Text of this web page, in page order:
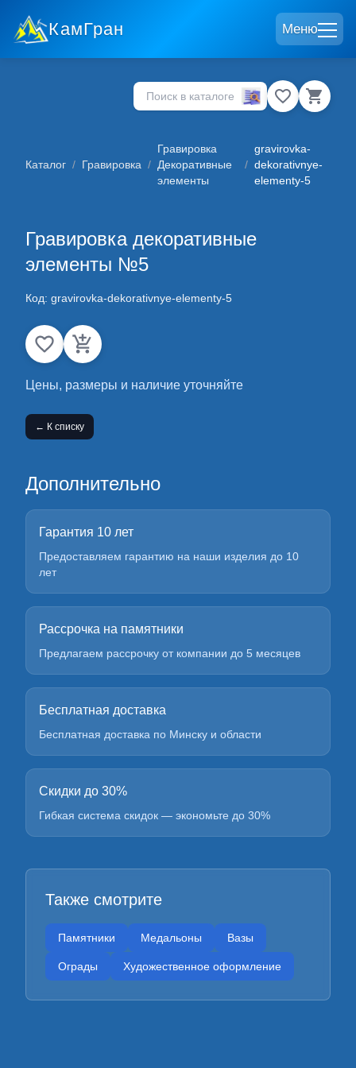
КамГран Меню
Каталог / Гравировка /
Гравировка
Декоративные
элементы
/
gravirovka-
dekorativnye-
elementy-5
Гравировка декоративные
элементы №5
Код: gravirovka-dekorativnye-elementy-5
Цены, размеры и наличие уточняйте
← К списку
Дополнительно
Гарантия 10 лет
Предоставляем гарантию на наши изделия до 10
лет
Рассрочка на памятники
Предлагаем рассрочку от компании до 5 месяцев
Бесплатная доставка
Бесплатная доставка по Минску и области
Скидки до 30%
Гибкая система скидок — экономьте до 30%
Также смотрите
Памятники Медальоны Вазы
Ограды Художественное оформление